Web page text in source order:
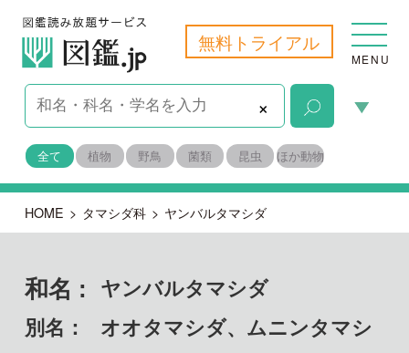
無料トライアル
MENU
×
全て 植物 野鳥 菌類 昆虫 ほか動物
別名： オオタマシダ、ムニンタマシ
学名： Nephrolepis hirsutula